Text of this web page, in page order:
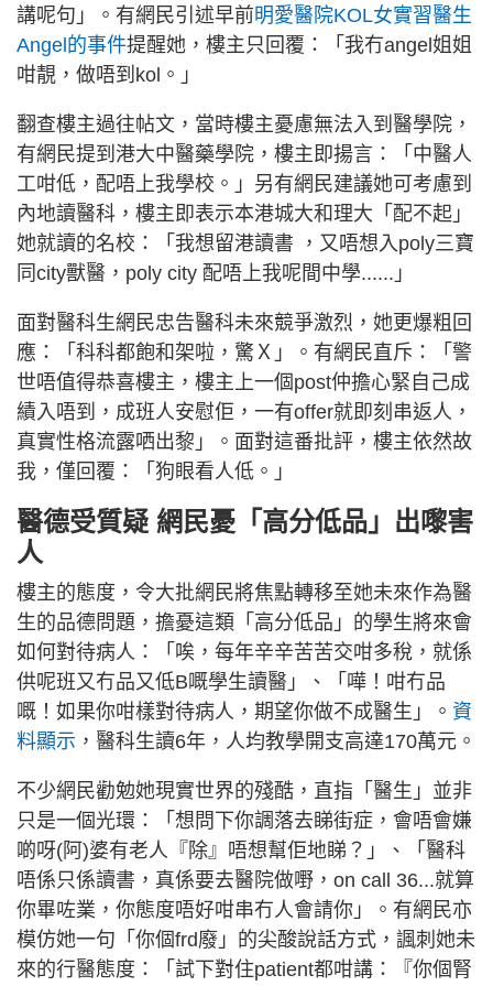
講呢句」。有網民引述早前明愛醫院KOL女實習醫生
Angel的事件提醒她，樓主只回覆：「我冇angel姐姐
咁靚，做唔到kol。」
翻查樓主過往帖文，當時樓主憂慮無法入到醫學院，
有網民提到港大中醫藥學院，樓主即揚言：「中醫人
工咁低，配唔上我學校。」另有網民建議她可考慮到
內地讀醫科，樓主即表示本港城大和理大「配不起」
她就讀的名校：「我想留港讀書 ，又唔想入poly三寶
同city獸醫，poly city 配唔上我呢間中學......」
面對醫科生網民忠告醫科未來競爭激烈，她更爆粗回
應：「科科都飽和架啦，驚Ｘ」。有網民直斥：「警
世唔值得恭喜樓主，樓主上一個post仲擔心緊自己成
績入唔到，成班人安慰佢，一有offer就即刻串返人，
真實性格流露哂出黎」。面對這番批評，樓主依然故
我，僅回覆：「狗眼看人低。」
醫德受質疑 網民憂「高分低品」出嚟害
人
樓主的態度，令大批網民將焦點轉移至她未來作為醫
生的品德問題，擔憂這類「高分低品」的學生將來會
如何對待病人：「唉，每年辛辛苦苦交咁多稅，就係
供呢班又冇品又低B嘅學生讀醫」、「嘩！咁冇品
嘅！如果你咁樣對待病人，期望你做不成醫生」。 資
料顯示 ，醫科生讀6年，人均教學開支高達170萬元。
不少網民勸勉她現實世界的殘酷，直指「醫生」並非
只是一個光環：「想問下你調落去睇街症，會唔會嫌
啲呀(阿)婆有老人『除』唔想幫佢地睇？」、「醫科
唔係只係讀書，真係要去醫院做嘢，on call 36...就算
你畢咗業，你態度唔好咁串冇人會請你」。有網民亦
模仿她一句「你個frd廢」的尖酸說話方式，諷刺她未
來的行醫態度：「試下對住patient都咁講：『你個腎